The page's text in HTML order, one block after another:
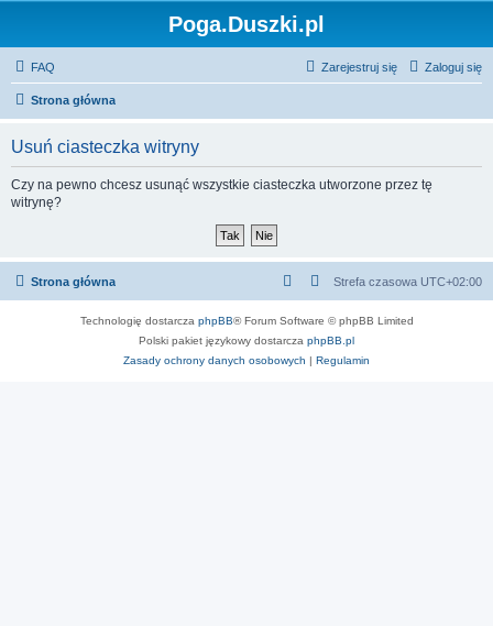
Poga.Duszki.pl
FAQ Zaloguj się
Zarejestruj się
Strona główna
Usuń ciasteczka witryny
Czy na pewno chcesz usunąć wszystkie ciasteczka utworzone przez tę
witrynę?
Strona główna Strefa czasowa UTC+02:00
Technologię dostarcza phpBB® Forum Software © phpBB Limited
Polski pakiet językowy dostarcza phpBB.pl
Zasady ochrony danych osobowych | Regulamin